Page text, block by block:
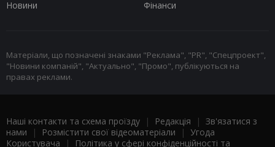
Новини
Фінанси
Матеріали, що позначені знаками "Реклама", "PR", "Спецпроект",
"Новини компаній", "Актуально", "Промо", публікуються на
правах реклами.
Наші контакти та схема проїзду | Редакція | Зв'язатися з
нами | Розмістити свої відеоматеріали | Угода
Користувача |
Політика у сфері конфіденційності та